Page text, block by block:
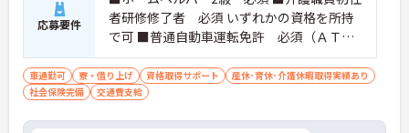
応募要件
者研修修了者 必須 いずれかの資格を所持
で可 ■普通自動車運転免許 必須（ＡＴ限
定可）
車通勤可 寮・借り上げ 資格取得サポート
産休･育休･介護休暇取得実績あり
社会保険完備
交通費支給